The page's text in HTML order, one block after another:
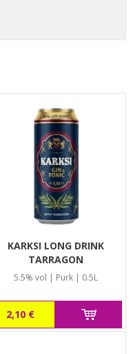
KARKSI LONG DRINK
TARRAGON
5.5% vol | Purk | 0.5L
2,10 €